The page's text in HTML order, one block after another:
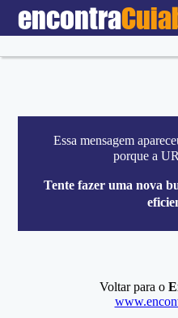
encontra
Essa mensagem
porque a
Tente fazer uma nova
Voltar para o